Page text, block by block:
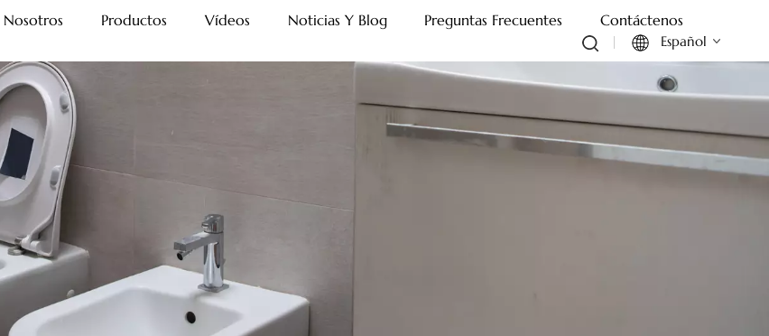
Nosotros Productos Vídeos Noticias Y Blog Preguntas Frecuentes Contáctenos
Español
Français